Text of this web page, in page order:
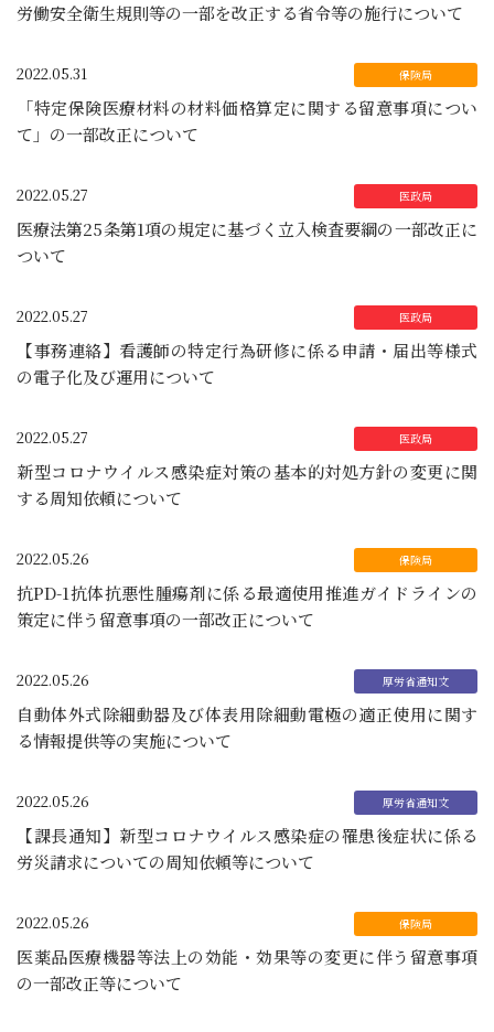
労働安全衛生規則等の一部を改正する省令等の施行について
2022.05.31
「特定保険医療材料の材料価格算定に関する留意事項につい
て」の一部改正について
2022.05.27
医療法第25条第1項の規定に基づく立入検査要綱の一部改正に
ついて
2022.05.27
【事務連絡】看護師の特定行為研修に係る申請・届出等様式
の電子化及び運用について
2022.05.27
新型コロナウイルス感染症対策の基本的対処方針の変更に関
する周知依頼について
2022.05.26
抗PD-1抗体抗悪性腫瘍剤に係る最適使用推進ガイドラインの
策定に伴う留意事項の一部改正について
2022.05.26
自動体外式除細動器及び体表用除細動電極の適正使用に関す
る情報提供等の実施について
2022.05.26
【課長通知】新型コロナウイルス感染症の罹患後症状に係る
労災請求についての周知依頼等について
2022.05.26
医薬品医療機器等法上の効能・効果等の変更に伴う留意事項
の一部改正等について